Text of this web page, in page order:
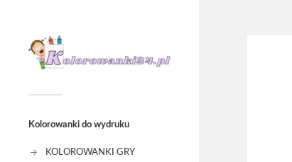
Kolorowanki do wydruku
KOLOROWANKI GRY